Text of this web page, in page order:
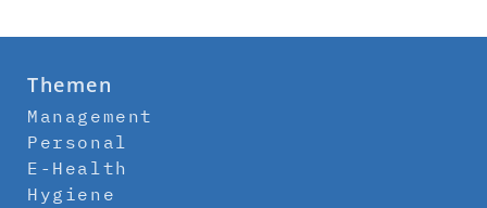
Themen
Management
Personal
E-Health
Hygiene